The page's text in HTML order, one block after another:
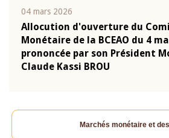
04 mars 2026
Allocution d'ouverture du
Monétaire de la BCEAO du 4
prononcée par son Président
Claude Kassi BROU
Marchés monétaire et